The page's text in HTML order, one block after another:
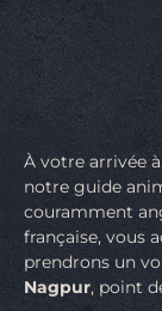
À votre arrivée
notre guide
couramment
française, vous
prendrons un
Nagpur, point